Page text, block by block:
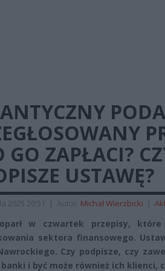
GO ZAPŁACI?
USTAWĘ?
2025 20:51 | Autor: Michał Wierzbicki |
w czwartek przepisy,
sektora finansowego.
Czy podpisze, czy
banki i być może również ich klienci,